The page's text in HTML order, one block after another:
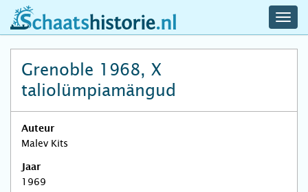
schaatshistorie.nl
Grenoble 1968, X
taliolümpiamängud
Auteur
Malev Kits
Jaar
1969